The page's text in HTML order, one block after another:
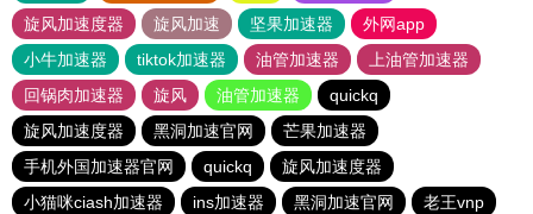
旋风加速度器
旋风加速 坚果加速器
外网app
小牛加速器
tiktok加速器 油管加速器
上油管加速器
回锅肉加速器
旋风 油管加速器
quickq
旋风加速度器
黑洞加速官网
芒果加速器
手机外国加速器官网
quickq
旋风加速度器
小猫咪ciash加速器
ins加速器 黑洞加速官网
老王vnp